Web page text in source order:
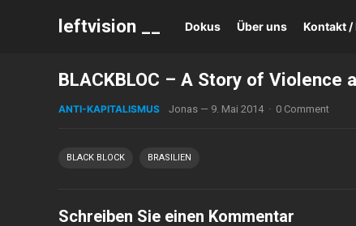
leftvision __ Dokus Über uns Kontakt /
BLACKBLOC – A Story of
ANTI-KAPITALISMUS Jonas — 9. Mai 2014 · 0 Comment
BLACK BLOCK BRASILIEN
Schreiben Sie einen Kommentar